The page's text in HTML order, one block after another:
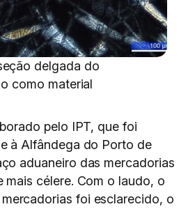
delgada do
como material
pelo IPT, que foi
à Alfândega do Porto de
aduaneiro das mercadorias
mais célere. Com o laudo, o
foi esclarecido, o